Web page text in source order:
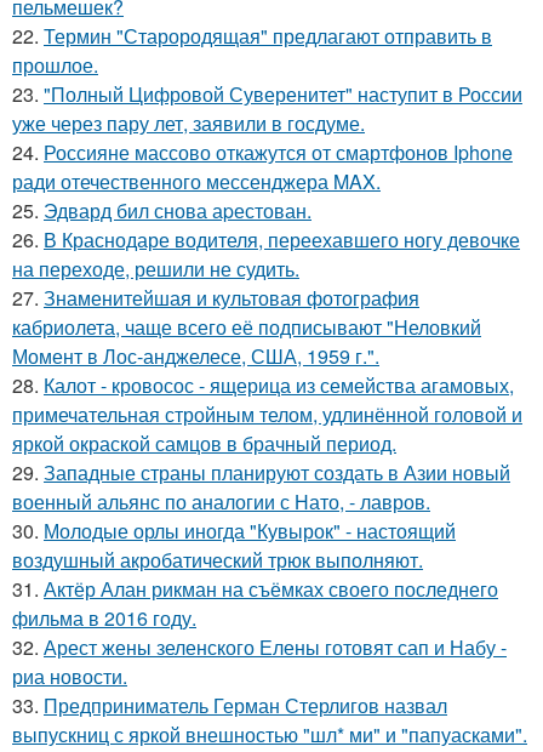
пельмешек?
22. Термин "Старородящая" предлагают отправить в
прошлое.
23. "Полный Цифровой Суверенитет" наступит в России
уже через пару лет, заявили в госдуме.
24. Россияне массово откажутся от смартфонов Iphone
ради отечественного мессенджера MAX.
25. Эдвард бил снова аpестован.
26. В Краснодаре водителя, переехавшего ногу девочке
на переходе, решили не судить.
27. Знаменитейшая и культовая фотография
кабриолета, чаще всего её подписывают "Неловкий
Момент в Лос-анджелесе, США, 1959 г.".
28. Калот - кровосос - ящерица из семейства агамовых,
примечательная стройным телом, удлинённой головой и
яркой окраской самцов в брачный период.
29. Западные страны планируют создать в Азии новый
военный альянс по аналогии с Нато, - лавров.
30. Молодые орлы иногда "Кувырок" - настоящий
воздушный акробатический трюк выполняют.
31. Актёр Алан рикман на съёмках своего последнего
фильма в 2016 году.
32. Арест жены зеленского Елены готовят сап и Набу -
риа новости.
33. Предприниматель Герман Стерлигов назвал
выпускниц с яркой внешностью "шл* ми" и "папуасками".